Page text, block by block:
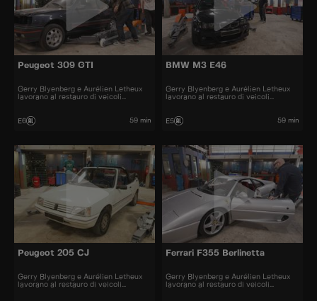
Peugeot 309 GTI
Gerry Blyenberg e Aurélien Letheux
lavorano al restauro di veicoli
E6 59 min
BMW M3 E46
Gerry Blyenberg e Aurélien Letheux
lavorano al restauro di veicoli
E5 59 min
Peugeot 205 CJ
Gerry Blyenberg e Aurélien Letheux
lavorano al restauro di veicoli
Ferrari F355 Berlinetta
Gerry Blyenberg e Aurélien Letheux
lavorano al restauro di veicoli